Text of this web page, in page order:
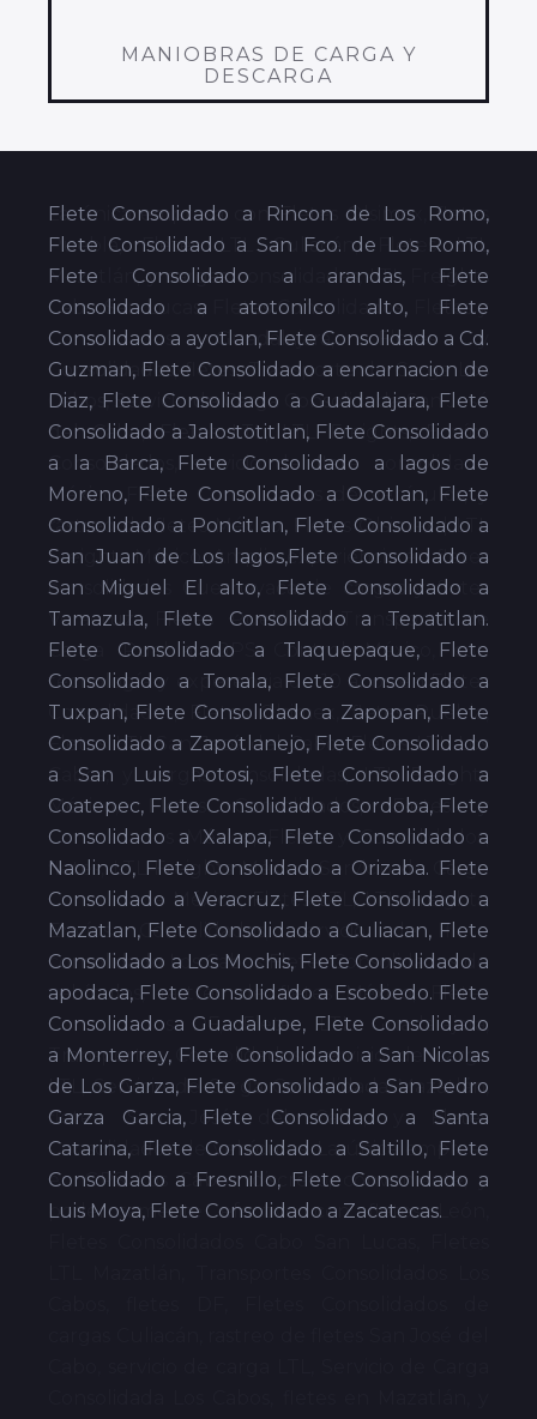
MANIOBRAS DE CARGA Y
DESCARGA
Flete Consolidado a Rincon de Los Romo,
Flete Consolidado a San Fco. de Los Romo,
Flete Consolidado a arandas, Flete
Consolidado a atotonilco alto, Flete
Consolidado a ayotlan, Flete Consolidado a Cd.
Guzman, Flete Consolidado a encarnacion de
Diaz, Flete Consolidado a Guadalajara, Flete
Consolidado a Jalostotitlan, Flete Consolidado
a la Barca, Flete Consolidado a lagos de
Moreno, Flete Consolidado a Ocotlan, Flete
Consolidado a Poncitlan, Flete Consolidado a
San Juan de Los lagos,Flete Consolidado a
San Miguel El alto, Flete Consolidado a
Tamazula, Flete Consolidado a Tepatitlan.
Flete Consolidado a Tlaquepaque, Flete
Consolidado a Tonala, Flete Consolidado a
Tuxpan, Flete Consolidado a Zapopan, Flete
Consolidado a Zapotlanejo, Flete Consolidado
a San Luis Potosi, Flete Consolidado a
Coatepec, Flete Consolidado a Cordoba, Flete
Consolidado a Xalapa, Flete Consolidado a
Naolinco, Flete Consolidado a Orizaba. Flete
Consolidado a Veracruz, Flete Consolidado a
Mazatlan, Flete Consolidado a Culiacan, Flete
Consolidado a Los Mochis, Flete Consolidado a
apodaca, Flete Consolidado a Escobedo. Flete
Consolidado a Guadalupe, Flete Consolidado
a Monterrey, Flete Consolidado a San Nicolas
de Los Garza, Flete Consolidado a San Pedro
Garza Garcia, Flete Consolidado a Santa
Catarina, Flete Consolidado a Saltillo, Flete
Consolidado a Fresnillo, Flete Consolidado a
Luis Moya, Flete Consolidado a Zacatecas.